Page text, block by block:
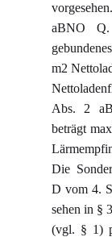
aBNO
m2
Abs. 2
beträgt
Die
D vom 4.
sehen in §
(vgl. § 1)